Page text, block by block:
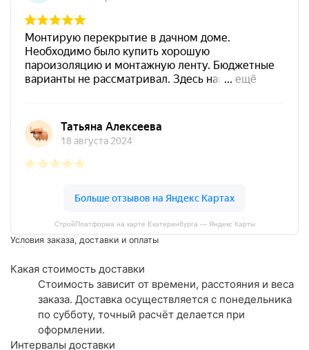
СтройПлатформа на карте Екатеринбурга — Яндекс Карты
Условия заказа, доставки и оплаты
Какая стоимость доставки
Стоимость зависит от времени, расстояния и веса
заказа. Доставка осуществляется с понедельника
по субботу, точный расчёт делается при
оформлении.
Интервалы доставки